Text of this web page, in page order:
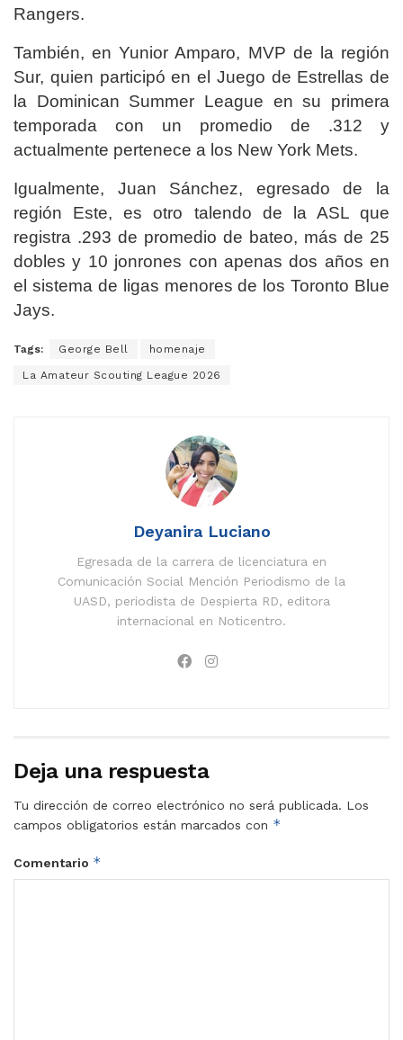
Rangers.
También, en Yunior Amparo, MVP de la región
Sur, quien participó en el Juego de Estrellas de
la Dominican Summer League en su primera
temporada con un promedio de .312 y
actualmente pertenece a los New York Mets.
Igualmente, Juan Sánchez, egresado de la
región Este, es otro talendo de la ASL que
registra .293 de promedio de bateo, más de 25
dobles y 10 jonrones con apenas dos años en
el sistema de ligas menores de los Toronto Blue
Jays.
Tags: George Bell homenaje
La Amateur Scouting League 2026
Deyanira Luciano
Egresada de la carrera de licenciatura en
Comunicación Social Mención Periodismo de la
UASD, periodista de Despierta RD, editora
internacional en Noticentro.
Deja una respuesta
Tu dirección de correo electrónico no será publicada. Los
campos obligatorios están marcados con *
Comentario *